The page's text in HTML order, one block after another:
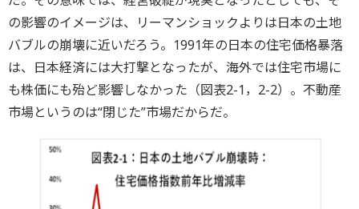
の影響のイメージは、リーマンショックよりは日本の土地
バブルの崩壊に近いだろう。1991年の日本の住宅価格暴落
は、日本経済には大打撃となったが、海外では住宅市場に
も株価にも殆ど影響しなかった（図表2-1，2-2）。不動産
市場というのは“閉じた”市場だからだ。